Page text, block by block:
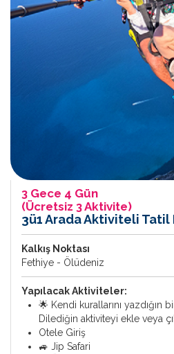
3 Gece 4 Gün
(Ücretsiz 3 Aktivite)
3ü1 Arada Aktiviteli Tatil
Kalkış Noktası
Fethiye - Ölüdeniz
Yapılacak Aktiviteler:
🌟 Kendi kurallarını yazdığın
Dilediğin aktiviteyi ekle veya
Otele Giriş
🚙 Jip Safari